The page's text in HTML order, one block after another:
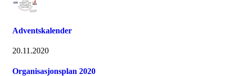
Adventskalender
20.11.2020
Organisasjonsplan 2020